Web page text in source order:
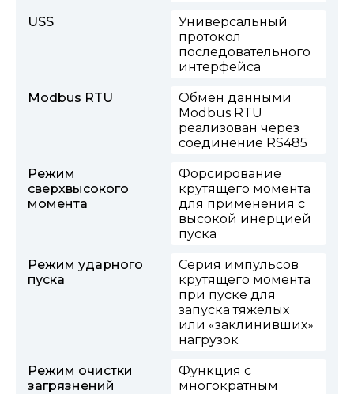
USS
Универсальный
протокол
последовательного
интерфейса
Modbus RTU
Обмен данными
Modbus RTU
реализован через
соединение RS485
Режим
сверхвысокого
момента
Форсирование
крутящего момента
для применения с
высокой инерцией
пуска
Режим ударного
пуска
Серия импульсов
крутящего момента
при пуске для
запуска тяжелых
или «заклинивших»
нагрузок
Режим очистки
загрязнений
Функция с
многократным